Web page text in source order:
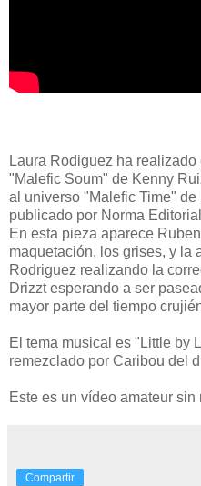
Laura Rodiguez ha
"Malefic Soum" de Kenny
al universo "Malefic Time"
publicado por Norma
En esta pieza aparece
maquetación, los grises, y la
Rodriguez realizando la
Drizzt esperando a ser
mayor parte del tiempo
El tema musical es "Little by
remezclado por Caribou del
Este es un vídeo amateur
Compartir